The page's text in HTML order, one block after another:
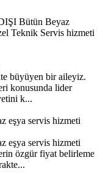
Bütün Beyaz
Teknik Servis hizmeti
büyüyen bir aileyiz.
konusunda lider
k...
eşya servis hizmeti
eşya servis hizmeti
özgür fiyat belirleme